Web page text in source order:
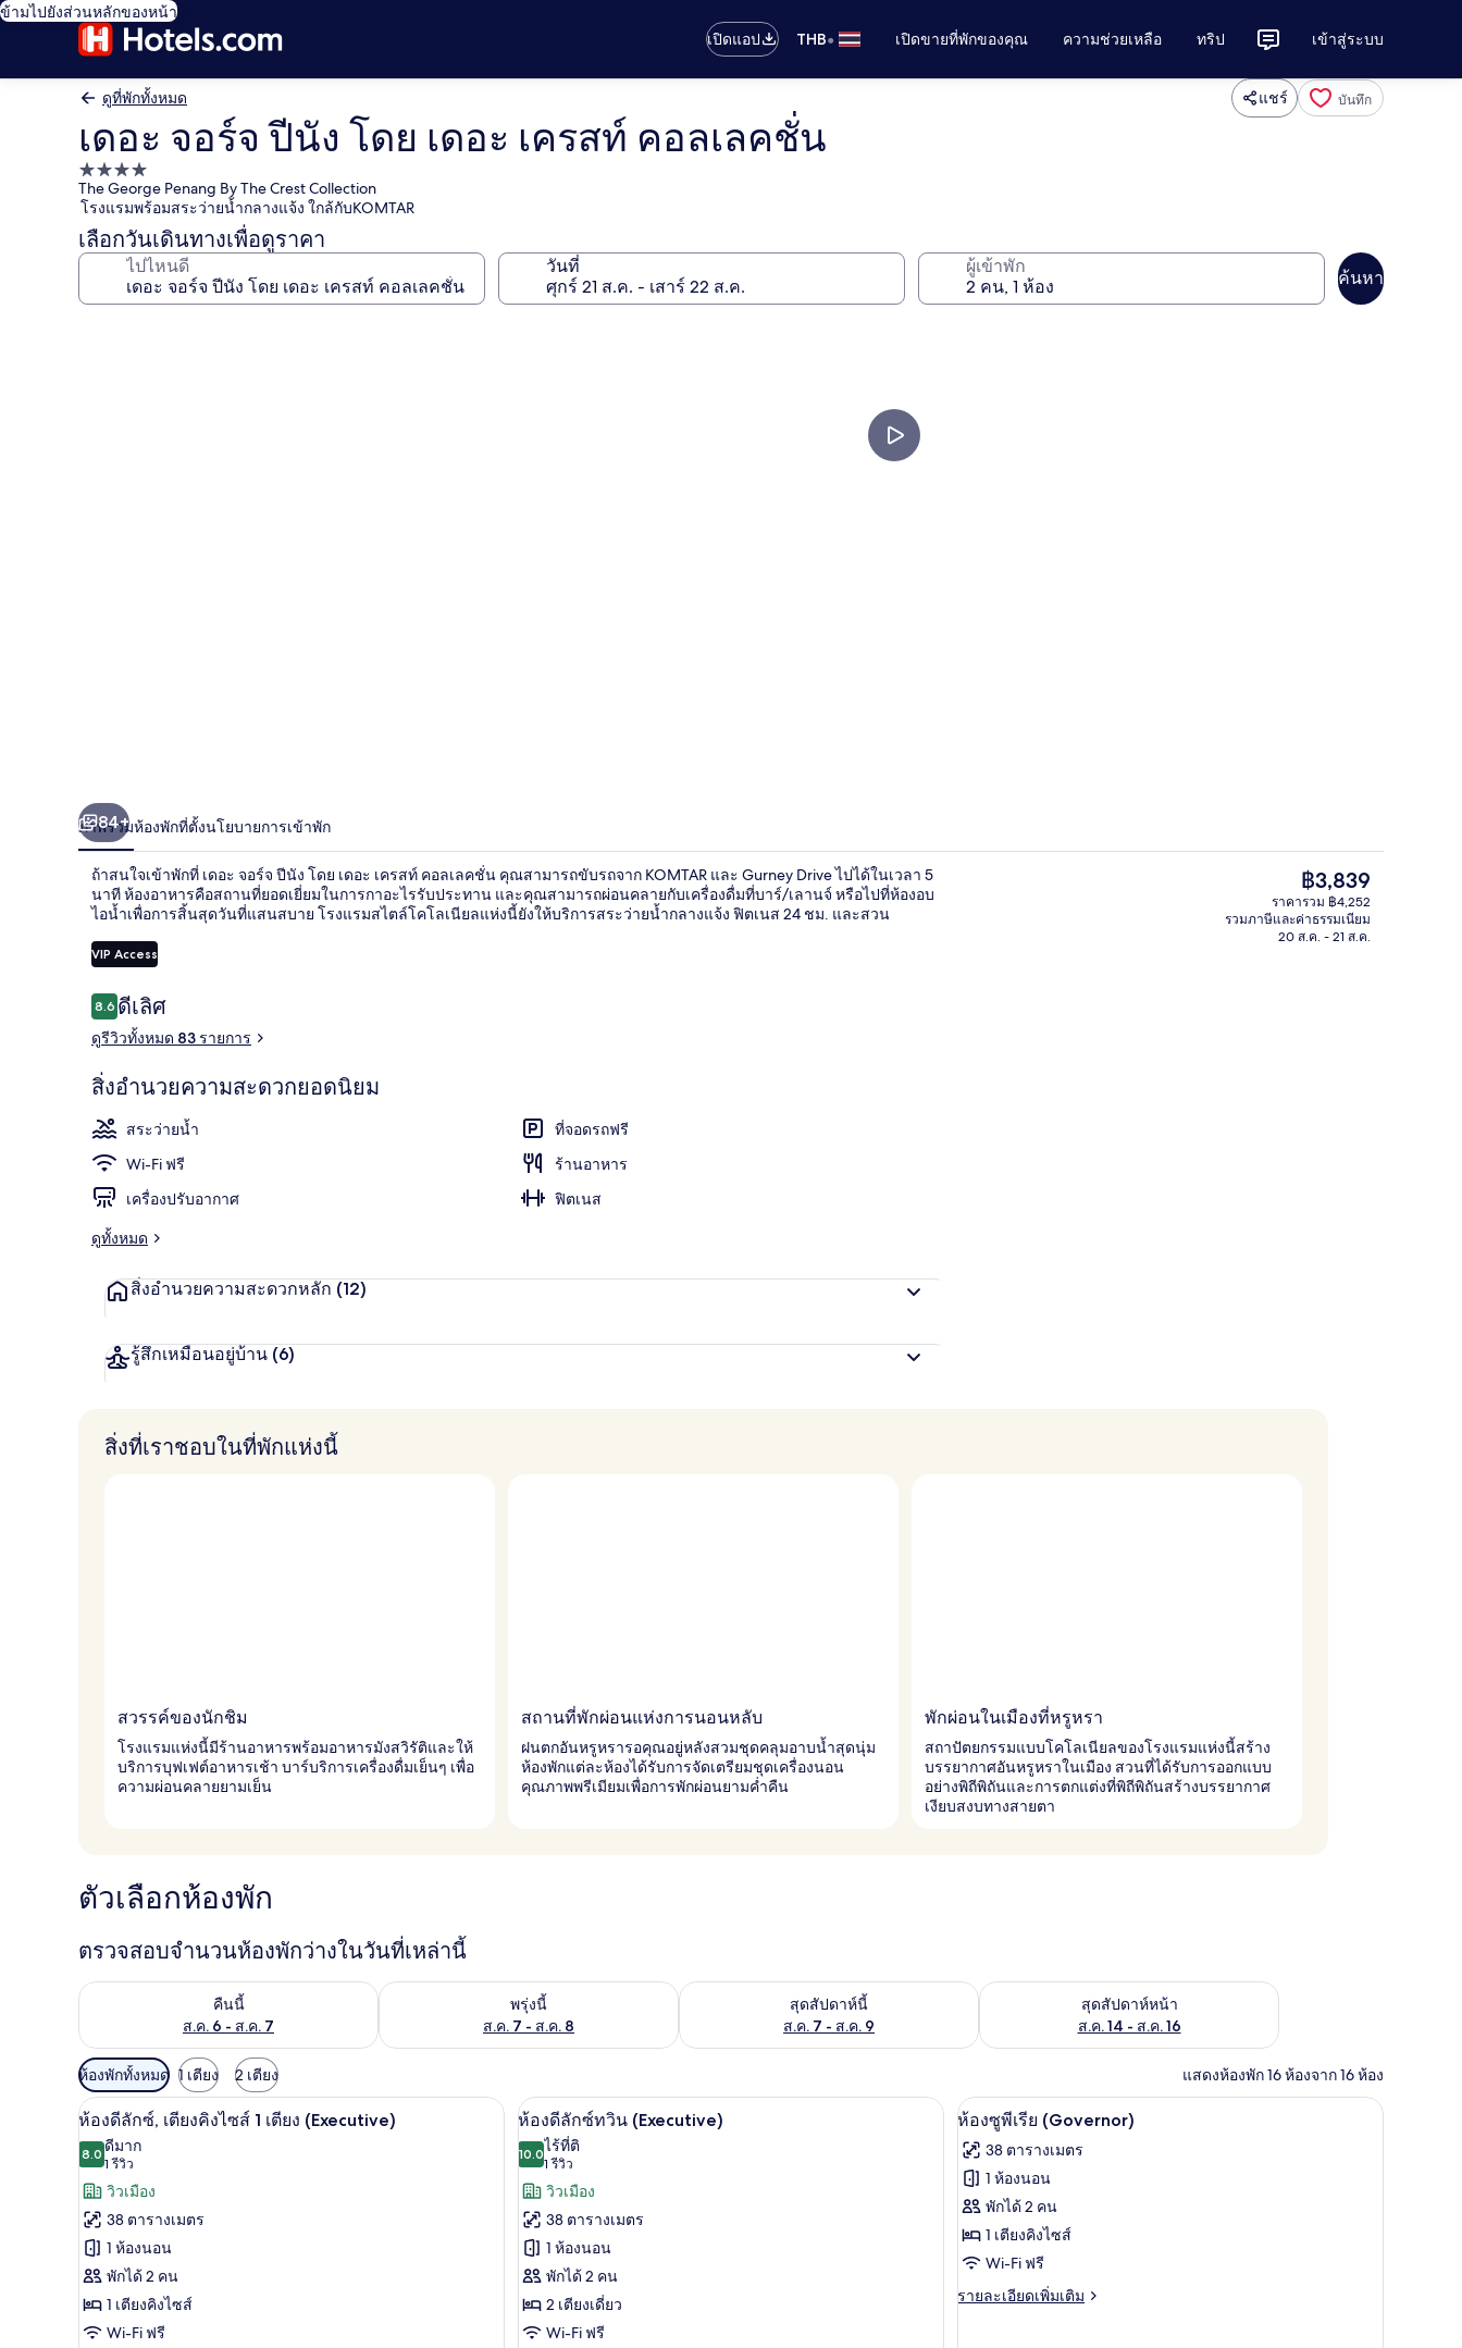
ข้ามไปยังส่วนหลักของหน้า
เปิดแอป
THB• เปิดขายที่พักของคุณ ความช่วยเหลือ ทริป เข้าสู่ระบบ
ดูที่พักทั้งหมด แชร์ บันทึก
เดอะ จอร์จ ปีนัง โดย เดอะ เครสท์ คอลเลคชั่น
ที่พัก
4.0
ดาว
The George Penang By The Crest Collection
โรงแรมพร้อมสระว่ายน้ำกลางแจ้ง ใกล้กับKOMTAR
เลือกวันเดินทางเพื่อดูราคา
ไปไหนดี วันที่ ผู้เข้าพัก
ค้นหา
เครื่องนอนระดับพรีเมียม, ตู้นิรภัยในห้
84+
ภาพรวมห้องพักที่ตั้งนโยบายการเข้าพัก
ถ้าสนใจเข้าพักที่ เดอะ จอร์จ ปีนัง โดย เดอะ เครสท์ คอลเลคชั่น คุณสามารถขับรถจาก KOMTAR และ Gurney Drive ไปได้ในเวลา 5
นาที ห้องอาหารคือสถานที่ยอดเยี่ยมในการกาอะไรรับประทาน และคุณสามารถผ่อนคลายกับเครื่องดื่มที่บาร์/เลานจ์ หรือไปที่ห้องอบ
ไอน้ำเพื่อการสิ้นสุดวันที่แสนสบาย โรงแรมสไตล์โคโลเนียลแห่งนี้ยังให้บริการสระว่ายน้ำกลางแจ้ง ฟิตเนส 24 ชม. และสวน
VIP Access
รีวิว
8.68.6 จาก 10
ดีเลิศ
ดูรีวิวทั้งหมด 83 รายการ
สิ่งอำนวยความสะดวกยอดนิยม
สระว่ายน้ำ
ที่จอดรถฟรี
Wi-Fi ฟรี
ร้านอาหาร
เครื่องปรับอากาศ
ฟิตเนส
ดูทั้งหมด
สิ่งอำนวยความสะดวกหลัก (12)
รู้สึกเหมือนอยู่บ้าน (6)
ราคา
ปัจจุบัน
฿3,839
฿3,839
ราคารวม ฿4,252
รวมภาษีและค่าธรรมเนียม
20 ส.ค. - 21 ส.ค.
สิ่งที่เราชอบในที่พักแห่งนี้
สวรรค์ของนักชิม
โรงแรมแห่งนี้มีร้านอาหารพร้อมอาหารมังสวิรัติและให้
บริการบุฟเฟต์อาหารเช้า บาร์บริการเครื่องดื่มเย็นๆ เพื่อ
ความผ่อนคลายยามเย็น
สถานที่พักผ่อนแห่งการนอนหลับ
ฝนตกอันหรูหรารอคุณอยู่หลังสวมชุดคลุมอาบน้ำสุดนุ่ม
ห้องพักแต่ละห้องได้รับการจัดเตรียมชุดเครื่องนอน
คุณภาพพรีเมียมเพื่อการพักผ่อนยามค่ำคืน
พักผ่อนในเมืองที่หรูหรา
สถาปัตยกรรมแบบโคโลเนียลของโรงแรมแห่งนี้สร้าง
บรรยากาศอันหรูหราในเมือง สวนที่ได้รับการออกแบบ
อย่างพิถีพิถันและการตกแต่งที่พิถีพิถันสร้างบรรยากาศ
เงียบสงบทางสายตา
ตัวเลือกห้องพัก
ตรวจสอบจำนวนห้องพักว่างในวันที่เหล่านี้
คืนนี้
ส.ค. 6 - ส.ค. 7
ตรวจสอบจำนวนห้องพักว่างในคืนนี้ ส.ค. 6 - ส.ค. 7
พรุ่งนี้
ส.ค. 7 - ส.ค. 8
ตรวจสอบจำนวนห้องพักว่างในพรุ่งนี้ ส.ค. 7 - ส.ค. 8
สุดสัปดาห์นี้
ส.ค. 7 - ส.ค. 9
ตรวจสอบจำนวนห้องพักว่างในสุดสัปดาห์นี้ ส.ค. 7 - ส.ค. 9สุดสัปดาห์หน้า
ส.ค. 14 - ส.ค. 16
ตรวจสอบจำนวนห้องพักว่างในสุดสัปดาห์หน้า ส.ค. 14 - ส.ค. 16
ตัว
กรอง
ที่
มี
ให้
สำหรับ
ห้อง
พัก
ห้องพักทั้งหมด 1 เตียง 2 เตียง แสดงห้องพัก 16 ห้องจาก 16 ห้อง
เปิด
ภาพถ่าย
ทั้งหมด
ของ
ห้อง
ดี
ลัก
ซ์,
เครื่องนอนระดับพรีเมียม, ตู้นิรภัยในห้องพัก, โต๊ะทำงาน
5
ห้องดีลักซ์, เตียงคิงไซส์ 1 เตียง (Executive)
8.08.0 จาก 10
ดีมาก
1 รีวิว
(1
รีวิว)
วิวเมือง
38 ตารางเมตร
1 ห้องนอน
พักได้ 2 คน
1 เตียงคิงไซส์
Wi-Fi ฟรี
เปิด
ภาพถ่าย
ทั้งหมด
ของ
ห้อง
ดี
ลัก
ซ์
ห้องดีลักซ์ทวิน (Executive) | เครื่องนอนระดับพรีเมียม, ตู้นิรภัยในห้องพัก, โต๊ะทำงาน
5
ห้องดีลักซ์ทวิน (Executive)
10.010.0 จาก 10
ไร้ที่ติ
1 รีวิว
(1
รีวิว)
วิวเมือง
38 ตารางเมตร
1 ห้องนอน
พักได้ 2 คน
2 เตียงเดี่ยว
Wi-Fi ฟรี
เปิด
ภาพถ่าย
ทั้งหมด
ของ
ห้อง
ซู
พี
ห้องซูพีเรีย (Governor) | เครื่องนอนระดับพรี
7
ห้องซูพีเรีย (Governor)
38 ตารางเมตร
1 ห้องนอน
พักได้ 2 คน
1 เตียงคิงไซส์
Wi-Fi ฟรี
รายละเอียดเพิ่มเติม
ราย